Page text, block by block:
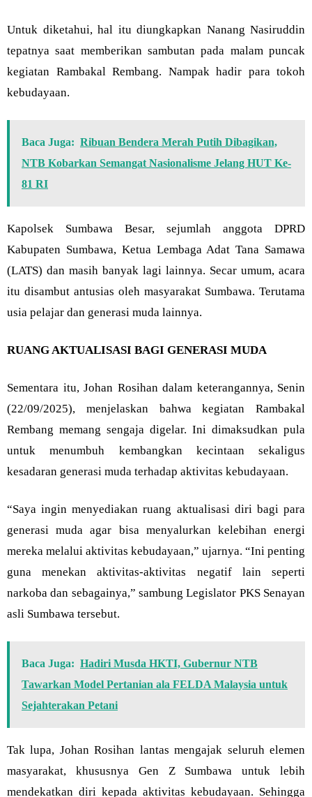
Untuk diketahui, hal itu diungkapkan Nanang Nasiruddin
tepatnya saat memberikan sambutan pada malam puncak
kegiatan Rambakal Rembang. Nampak hadir para tokoh
kebudayaan.
Baca Juga: Ribuan Bendera Merah Putih Dibagikan,
NTB Kobarkan Semangat Nasionalisme Jelang HUT Ke-
81 RI
Kapolsek Sumbawa Besar, sejumlah anggota DPRD
Kabupaten Sumbawa, Ketua Lembaga Adat Tana Samawa
(LATS) dan masih banyak lagi lainnya. Secar umum, acara
itu disambut antusias oleh masyarakat Sumbawa. Terutama
usia pelajar dan generasi muda lainnya.
RUANG AKTUALISASI BAGI GENERASI MUDA
Sementara itu, Johan Rosihan dalam keterangannya, Senin
(22/09/2025), menjelaskan bahwa kegiatan Rambakal
Rembang memang sengaja digelar. Ini dimaksudkan pula
untuk menumbuh kembangkan kecintaan sekaligus
kesadaran generasi muda terhadap aktivitas kebudayaan.
“Saya ingin menyediakan ruang aktualisasi diri bagi para
generasi muda agar bisa menyalurkan kelebihan energi
mereka melalui aktivitas kebudayaan,” ujarnya. “Ini penting
guna menekan aktivitas-aktivitas negatif lain seperti
narkoba dan sebagainya,” sambung Legislator PKS Senayan
asli Sumbawa tersebut.
Baca Juga: Hadiri Musda HKTI, Gubernur NTB
Tawarkan Model Pertanian ala FELDA Malaysia untuk
Sejahterakan Petani
Tak lupa, Johan Rosihan lantas mengajak seluruh elemen
masyarakat, khususnya Gen Z Sumbawa untuk lebih
mendekatkan diri kepada aktivitas kebudayaan. Sehingga